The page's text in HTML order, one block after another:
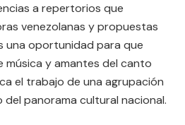
a repertorios que
venezolanas y propuestas
una oportunidad para que
música y amantes del canto
el trabajo de una agrupación
panorama cultural nacional.